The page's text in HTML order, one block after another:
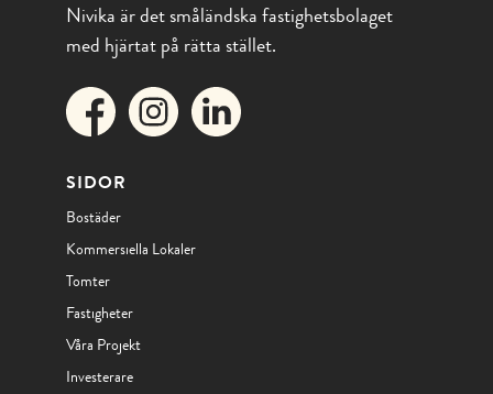
Nivika är det småländska fastighetsbolaget
med hjärtat på rätta stället.
SIDOR
Bostäder
Kommersiella Lokaler
Tomter
Fastigheter
Våra Projekt
Investerare